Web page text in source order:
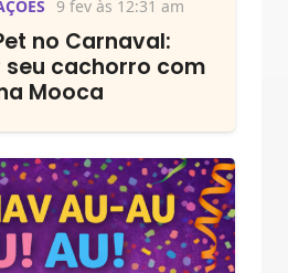
9 fev às 12:31 am
no Carnaval:
seu cachorro com
Mooca